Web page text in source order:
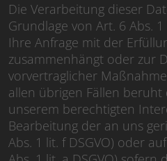
Die Verarbeitung dieser
Grundlage von Art. 6 Abs.
Ihre Anfrage mit der
zusammenhängt oder zur
vorvertraglicher
allen übrigen Fällen
unserem berechtigten
Bearbeitung der an uns
Abs. 1 lit. f DSGVO) oder